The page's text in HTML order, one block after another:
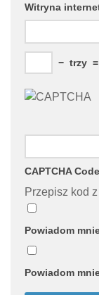
Witryna
− trzy =
CAPTCHA Code
Przepisz kod
Powiadom
Powiadom